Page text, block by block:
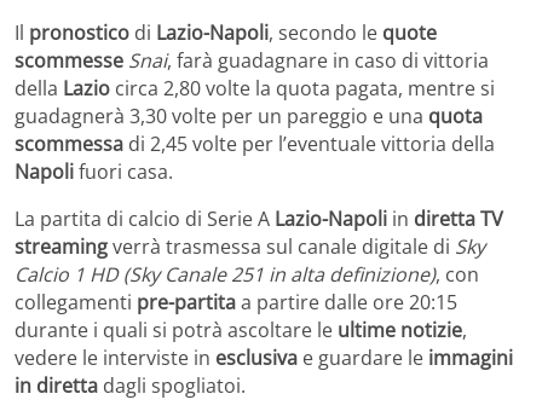
Il pronostico di Lazio-Napoli, secondo le quote
scommesse Snai, farà guadagnare in caso di vittoria
della Lazio circa 2,80 volte la quota pagata, mentre si
guadagnerà 3,30 volte per un pareggio e una quota
scommessa di 2,45 volte per l’eventuale vittoria della
Napolifuori casa.
La partita di calcio di Serie A Lazio-Napoli in diretta TV
streamingverrà trasmessa sul canale digitale di Sky
Calcio 1 HD (Sky Canale 251 in alta definizione), con
collegamenti pre-partitaa partire dalle ore 20:15
durante i quali si potrà ascoltare le ultime notizie,
vedere le interviste in esclusiva e guardare le immagini
in diretta dagli spogliatoi.